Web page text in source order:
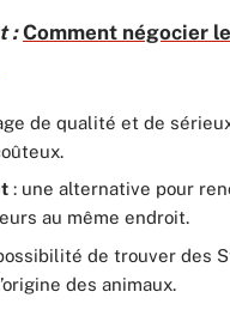
: Comment négocier
de qualité et de
: une alternative pour
au même endroit.
de trouver des
des animaux.